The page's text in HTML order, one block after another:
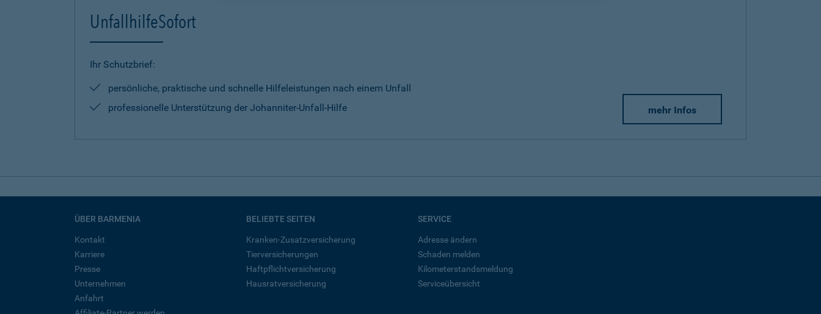
UnfallhilfeSofort
Ihr Schutzbrief:
persönliche, praktische und schnelle Hilfeleistungen nach einem Unfall
professionelle Unterstützung der Johanniter-Unfall-Hilfe
mehr Infos
ÜBER BARMENIA
Kontakt
Karriere
Presse
Unternehmen
Anfahrt
BELIEBTE SEITEN
Kranken-Zusatzversicherung
Tierversicherungen
Haftpflichtversicherung
Hausratversicherung
SERVICE
Adresse ändern
Schaden melden
Kilometerstandsmeldung
Serviceübersicht